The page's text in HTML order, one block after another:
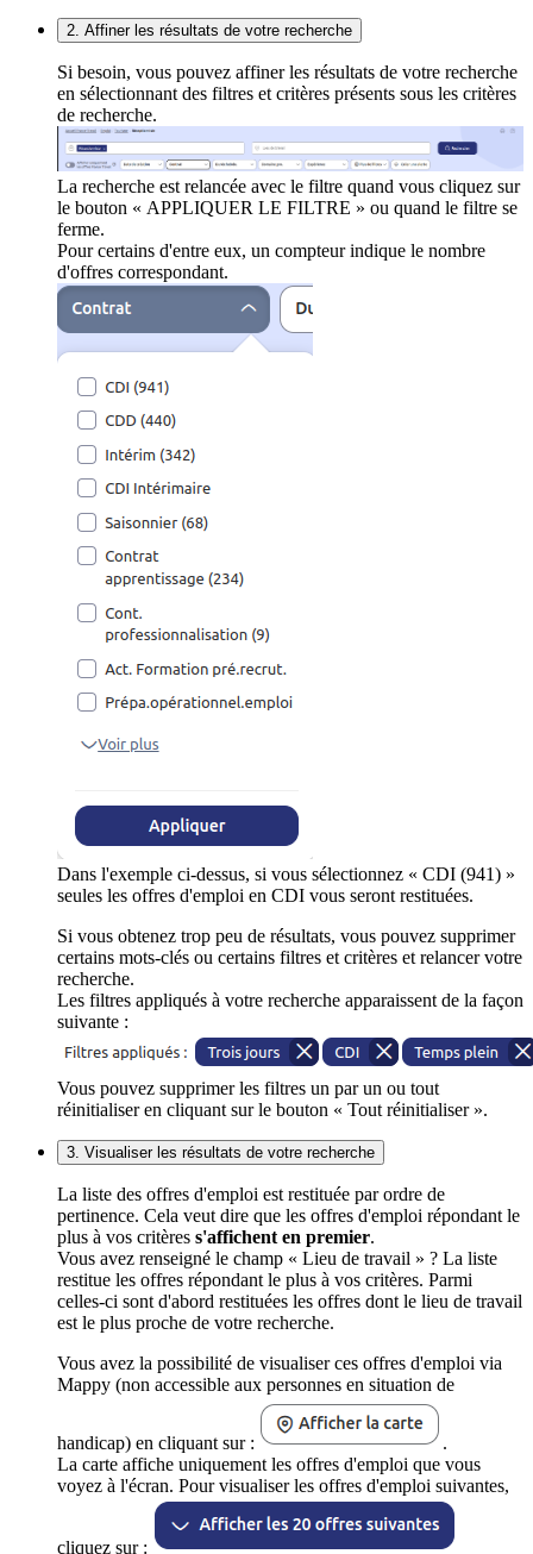
2. Affiner les résultats de votre recherche
Si besoin, vous pouvez affiner les résultats de votre recherche
en sélectionnant des filtres et critères présents sous les critères
de recherche.
La recherche est relancée avec le filtre quand vous cliquez sur
le bouton « APPLIQUER LE FILTRE » ou quand le filtre se
ferme.
Pour certains d'entre eux, un compteur indique le nombre
d'offres correspondant.
Dans l'exemple ci-dessus, si vous sélectionnez « CDI (941) »
seules les offres d'emploi en CDI vous seront restituées.
Si vous obtenez trop peu de résultats, vous pouvez supprimer
certains mots-clés ou certains filtres et critères et relancer votre
recherche.
Les filtres appliqués à votre recherche apparaissent de la façon
suivante :
Vous pouvez supprimer les filtres un par un ou tout
réinitialiser en cliquant sur le bouton « Tout réinitialiser ».
3. Visualiser les résultats de votre recherche
La liste des offres d'emploi est restituée par ordre de
pertinence. Cela veut dire que les offres d'emploi répondant le
plus à vos critères s'affichent en premier.
Vous avez renseigné le champ « Lieu de travail » ? La liste
restitue les offres répondant le plus à vos critères. Parmi
celles-ci sont d'abord restituées les offres dont le lieu de travail
est le plus proche de votre recherche.
Vous avez la possibilité de visualiser ces offres d'emploi via
Mappy (non accessible aux personnes en situation de
handicap) en cliquant sur :
.
La carte affiche uniquement les offres d'emploi que vous
voyez à l'écran. Pour visualiser les offres d'emploi suivantes,
cliquez sur :